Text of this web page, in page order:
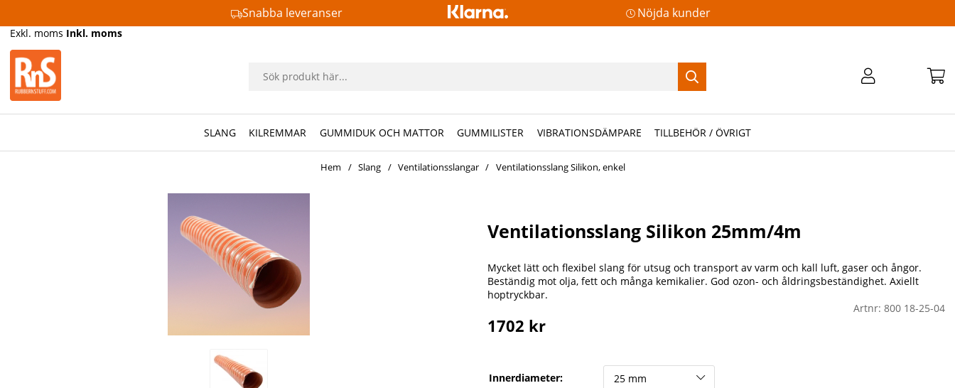
Snabba leveranser Nöjda kunder
Exkl. moms Inkl. moms
SLANG KILREMMAR GUMMIDUK OCH MATTOR GUMMILISTER VIBRATIONSDÄMPARE TILLBEHÖR / ÖVRIGT
Hem Slang Ventilationsslangar Ventilationsslang Silikon, enkel
Ventilationsslang Silikon 25mm/4m
Mycket lätt och flexibel slang för utsug och transport av varm och kall luft, gaser och ångor.
Beständig mot olja, fett och många kemikalier. God ozon- och åldringsbeständighet. Axiellt
hoptryckbar.
Artnr: 800 18-25-04
1702 kr
Innerdiameter: